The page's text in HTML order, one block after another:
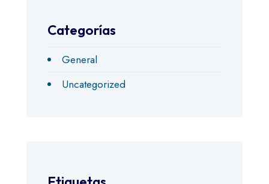
Categorías
General
Uncategorized